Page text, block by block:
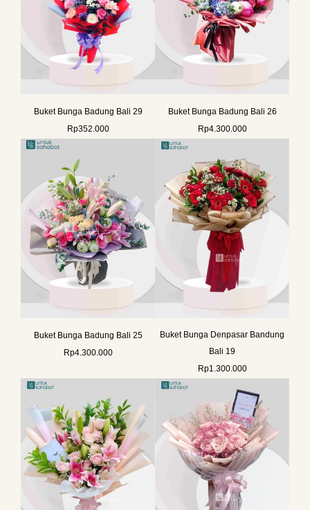
Buket Bunga Badung Bali 29
Rp352.000
Buket Bunga Badung Bali 26
Rp4.300.000
Buket Bunga Badung Bali 25
Rp4.300.000
Buket Bunga Denpasar Bandung
Bali 19
Rp1.300.000